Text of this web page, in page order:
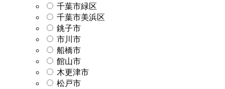
千葉市緑区
千葉市美浜区
銚子市
市川市
船橋市
館山市
木更津市
松戸市